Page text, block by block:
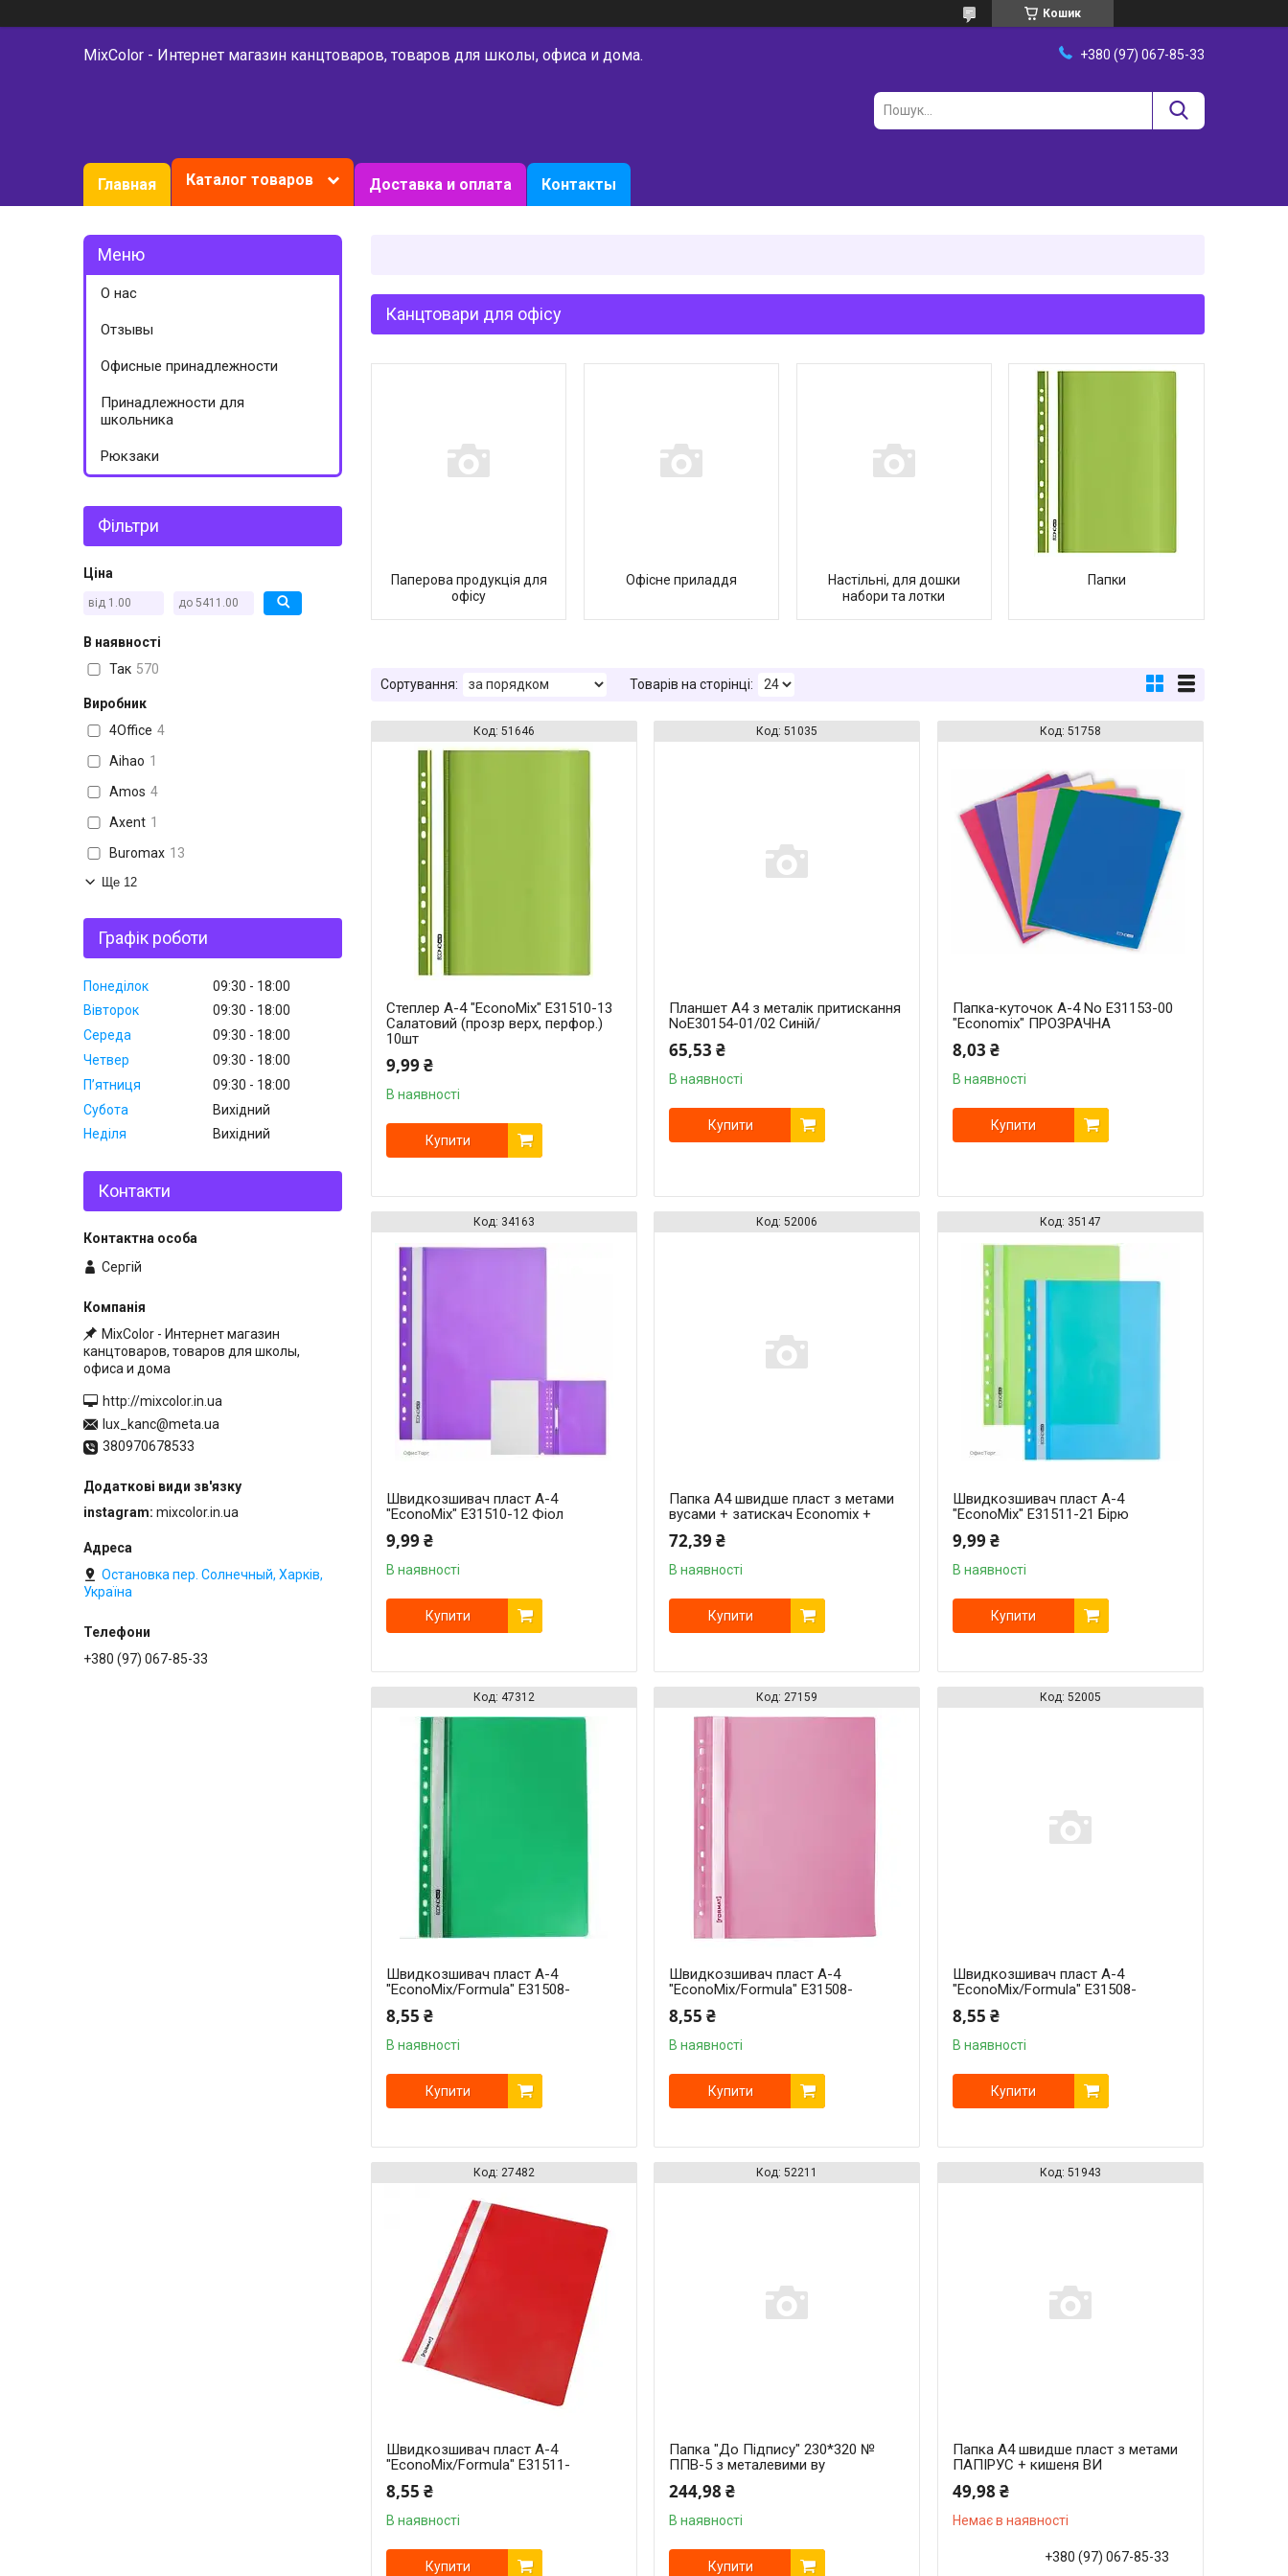
Кошик
MixColor - Интернет магазин канцтоваров, товаров для школы, офиса и дома. +380 (97) 067-85-33
Главная Каталог товаров Доставка и оплата Контакты
Канцтовари для офісу
Паперова продукція для
офісу
Офісне приладдя
Настільні, для дошки
набори та лотки
Папки
51646
Степлер А-4 "EconoMix" Е31510-13
Салатовий (прозр верх, перфор.)
10шт
9,99 ₴
В наявності
Купити
51035
Планшет A4 з металік притискання
NoЕ30154-01/02 Синій/
65,53 ₴
В наявності
Купити
51758
Папка-куточок A-4 No Е31153-00
"Economix" ПРОЗРАЧНА
8,03 ₴
В наявності
Купити
34163
Швидкозшивач пласт А-4
"EconoMix" Е31510-12 Фіол
9,99 ₴
В наявності
Купити
52006
Папка А4 швидше пласт з метами
вусами + затискач Economix +
72,39 ₴
В наявності
Купити
35147
Швидкозшивач пласт А-4
"EconoMix" Е31511-21 Бірю
9,99 ₴
В наявності
Купити
47312
Швидкозшивач пласт А-4
"EconoMix/Formula" Е31508-
8,55 ₴
В наявності
Купити
27159
Швидкозшивач пласт А-4
"EconoMix/Formula" Е31508-
8,55 ₴
В наявності
Купити
52005
Швидкозшивач пласт А-4
"EconoMix/Formula" Е31508-
8,55 ₴
В наявності
Купити
27482
Швидкозшивач пласт А-4
"EconoMix/Formula" Е31511-
8,55 ₴
В наявності
Купити
52211
Папка "До Підпису" 230*320 №
ППВ-5 з металевими ву
244,98 ₴
В наявності
Купити
51943
Папка А4 швидше пласт з метами
ПАПІРУС + кишеня ВИ
49,98 ₴
Немає в наявності
+380 (97) 067-85-33
О нас
Отзывы
Офисные принадлежности
Принадлежности для
школьника
Рюкзаки
Фільтри
Ціна
В наявності
Так 570
Виробник
4Office 4
Aihao 1
Amos 4
Axent 1
Buromax 13
Ще 12
Графік роботи
Понеділок 09:30
18:00
Вівторок
09:30
18:00
Середа
09:30
18:00
Четвер
09:30
18:00
Пʼятниця
09:30
18:00
Субота
Вихідний
Неділя
Вихідний
Контакти
Сергій
MixColor - Интернет магазин
канцтоваров, товаров для школы,
офиса и дома
http://mixcolor.in.ua
lux_kanc@meta.ua
380970678533
instagram mixcolor.in.ua
Остановка пер. Солнечный, Харків,
Україна
+380 (97) 067-85-33